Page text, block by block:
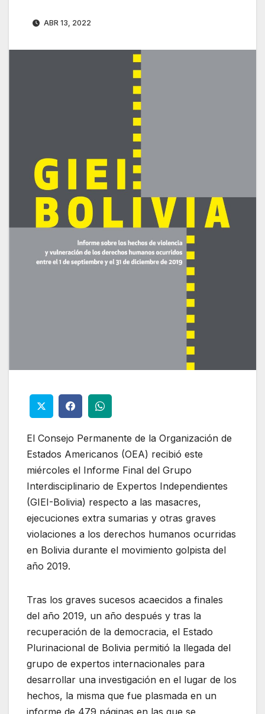
ABR 13, 2022
El Consejo Permanente de la Organización de
Estados Americanos (OEA) recibió este
miércoles el Informe Final del Grupo
Interdisciplinario de Expertos Independientes
(GIEI-Bolivia) respecto a las masacres,
ejecuciones extra sumarias y otras graves
violaciones a los derechos humanos ocurridas
en Bolivia durante el movimiento golpista del
año 2019.
Tras los graves sucesos acaecidos a finales
del año 2019, un año después y tras la
recuperación de la democracia, el Estado
Plurinacional de Bolivia permitió la llegada del
grupo de expertos internacionales para
desarrollar una investigación en el lugar de los
hechos, la misma que fue plasmada en un
informe de 479 páginas en las que se